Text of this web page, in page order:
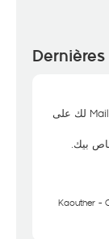
لضمان سرية معطياتك الشخصية، قمت بإرسال Mail لك على
بيك.
Kaouther -